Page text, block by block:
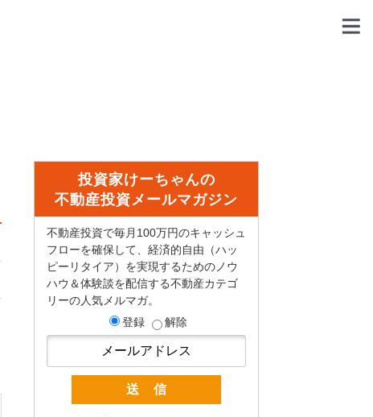
投資家けーちゃんの
不動産投資メールマガジン
不動産投資で毎月100万円のキャッシュ
フローを確保して、経済的自由（ハッ
ピーリタイア）を実現するためのノウ
ハウ＆体験談を配信する不動産カテゴ
リーの人気メルマガ。
登録
解除